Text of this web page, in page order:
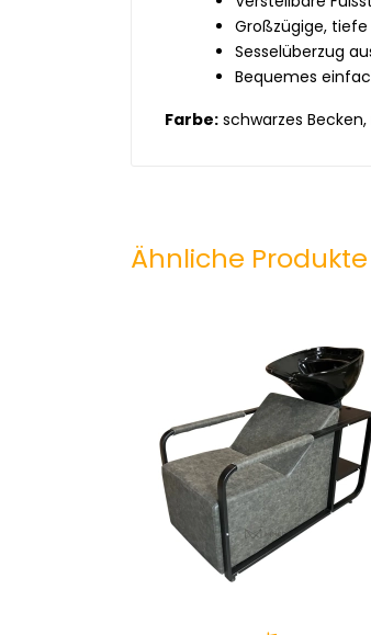
Großzügige,
Sesselüberzug
Bequemes
Farbe: schwarzes
Ähnliche Produkte